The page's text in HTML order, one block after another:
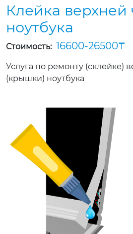
Клейка верхней
ноутбука
Стоимость: 16600-26500
Услуга по ремонту (склейке)
(крышки) ноутбука